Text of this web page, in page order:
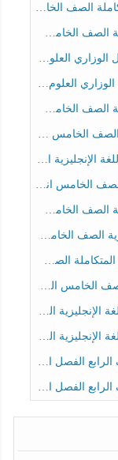
عام الفصل الثالث
الفصل الثالث
الفصل الثالث
الفصل الثالث
الفصل الثالث
الفصل الثالث
عام الفصل الثالث
الرابع الفصل الثالث
الفصل الثالث
الفصل الثالث